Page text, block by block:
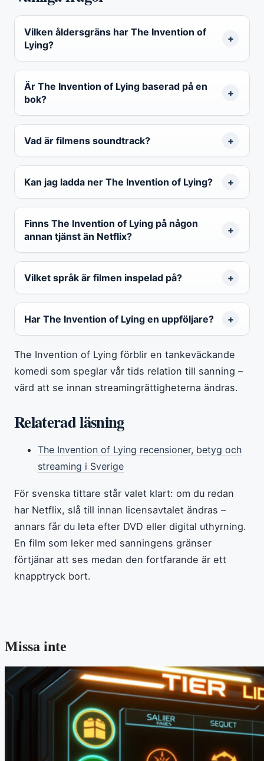
Vilken åldersgräns har The Invention of
Lying?
Är The Invention of Lying baserad på en
bok?
Vad är filmens soundtrack?
Kan jag ladda ner The Invention of Lying?
Finns The Invention of Lying på någon
annan tjänst än Netflix?
Vilket språk är filmen inspelad på?
Har The Invention of Lying en uppföljare?
The Invention of Lying förblir en tankeväckande
komedi som speglar vår tids relation till sanning –
värd att se innan streamingrättigheterna ändras.
Relaterad läsning
The Invention of Lying recensioner, betyg och
streaming i Sverige
För svenska tittare står valet klart: om du redan
har Netflix, slå till innan licensavtalet ändras –
annars får du leta efter DVD eller digital uthyrning.
En film som leker med sanningens gränser
förtjänar att ses medan den fortfarande är ett
knapptryck bort.
Missa inte